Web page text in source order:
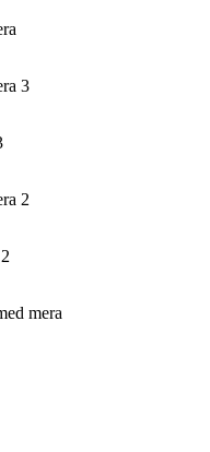
3
2
mera